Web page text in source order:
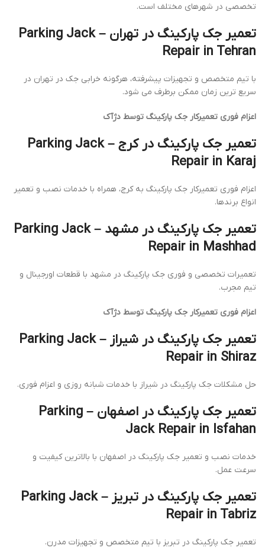
تخصصی در شهرهای مختلف است.
تعمیر جک پارکینگ در تهران – Parking Jack
Repair in Tehran
با تیم متخصص و تجهیزات پیشرفته، هرگونه خرابی جک در تهران در
سریع ترین زمان ممکن برطرف می شود.
اعزام فوری تعمیرکار جک پارکینگ توسط دژآک
تعمیر جک پارکینگ در کرج – Parking Jack
Repair in Karaj
اعزام فوری تعمیرکار جک پارکینگ به کرج، همراه با خدمات نصب و تعمیر
انواع برندها.
تعمیر جک پارکینگ در مشهد – Parking Jack
Repair in Mashhad
تعمیرات تخصصی و فوری جک پارکینگ در مشهد با قطعات اورجینال و
تیم مجرب.
اعزام فوری تعمیرکار جک پارکینگ توسط دژآک
تعمیر جک پارکینگ در شیراز – Parking Jack
Repair in Shiraz
حل مشکلات جک پارکینگ در شیراز با خدمات شبانه روزی و اعزام فوری.
تعمیر جک پارکینگ در اصفهان – Parking
Jack Repair in Isfahan
خدمات نصب و تعمیر جک پارکینگ در اصفهان با بالاترین کیفیت و
سرعت عمل.
تعمیر جک پارکینگ در تبریز – Parking Jack
Repair in Tabriz
تعمیر جک پارکینگ در تبریز با تیم متخصص و تجهیزات مدرن.